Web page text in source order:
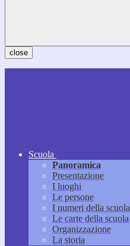
close
Scuola
Panoramica
Presentazione
I luoghi
Le persone
I numeri della scuola
Le carte della scuola
Organizzazione
La storia